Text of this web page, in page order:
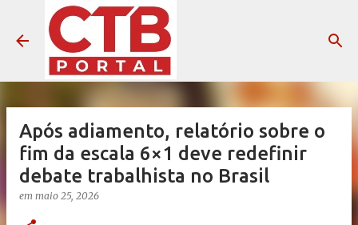
Pular para o conteúdo principal
Após adiamento, relatório sobre o
fim da escala 6×1 deve redefinir
debate trabalhista no Brasil
em maio 25, 2026